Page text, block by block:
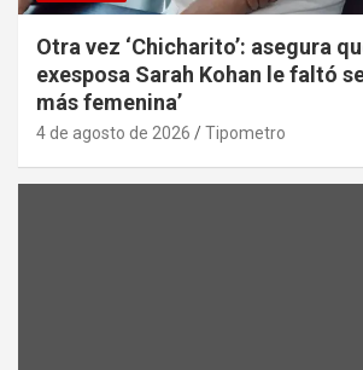
Otra vez ‘Chicharito’: asegura
exesposa Sarah Kohan le faltó
más femenina’
4 de agosto de 2026 Tipometro